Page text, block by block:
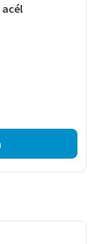
acél